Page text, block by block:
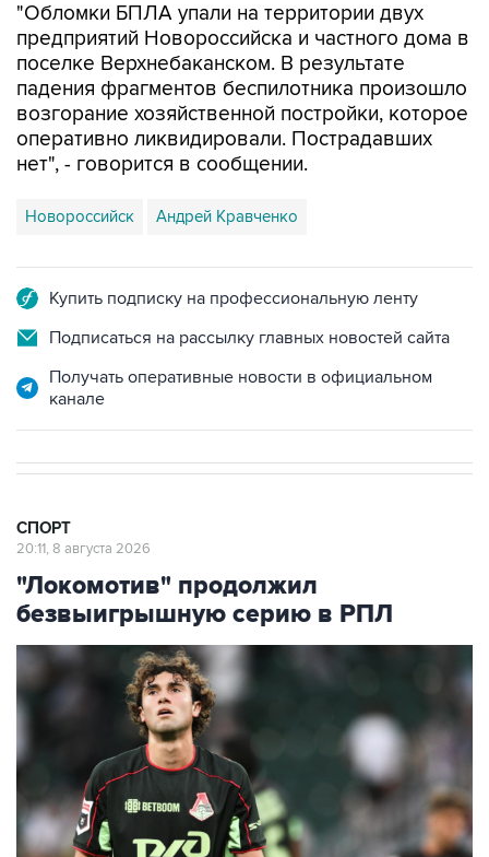
"Обломки БПЛА упали на территории двух
предприятий Новороссийска и частного дома в
поселке Верхнебаканском. В результате
падения фрагментов беспилотника произошло
возгорание хозяйственной постройки, которое
оперативно ликвидировали. Пострадавших
нет", - говорится в сообщении.
Новороссийск Андрей Кравченко
Купить подписку на профессиональную ленту
Подписаться на рассылку главных новостей сайта
Получать оперативные новости в официальном
канале
СПОРТ
20:11, 8 августа 2026
"Локомотив" продолжил
безвыигрышную серию в РПЛ